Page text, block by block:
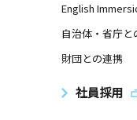
English
自治体・省庁と
財団との連携
社員採用